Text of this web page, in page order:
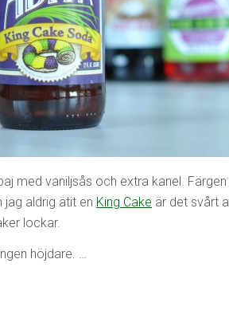
med vaniljsås och extra kanel.
aldrig ätit en King Cake är det svårt
lockar.
höjdare. …